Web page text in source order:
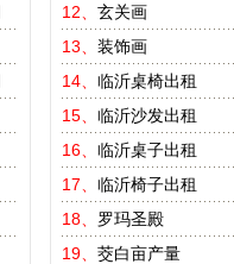
12、 玄关画
13、 装饰画
14、 临沂桌椅出租
15、 临沂沙发出租
16、 临沂桌子出租
17、 临沂椅子出租
18、 罗玛圣殿
19、 茭白亩产量